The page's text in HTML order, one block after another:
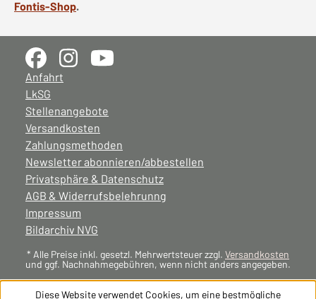
Fontis-Shop.
Anfahrt
LkSG
Stellenangebote
Versandkosten
Zahlungsmethoden
Newsletter abonnieren/abbestellen
Privatsphäre & Datenschutz
AGB & Widerrufsbelehrunng
Impressum
Bildarchiv NVG
* Alle Preise inkl. gesetzl. Mehrwertsteuer zzgl. Versandkosten
und ggf. Nachnahmegebühren, wenn nicht anders angegeben.
Diese Website verwendet Cookies, um eine bestmögliche